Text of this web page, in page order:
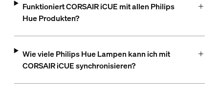
Funktioniert CORSAIR iCUE mit allen Philips
Hue Produkten?
Wie viele Philips Hue Lampen kann ich mit
CORSAIR iCUE synchronisieren?